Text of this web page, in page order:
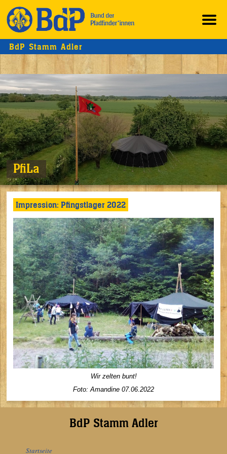
BdP Stamm Adler
PfiLa
Impression: Pfingstlager 2022
Wir zelten bunt!
Foto: Amandine 07.06.2022
BdP Stamm Adler
Startseite